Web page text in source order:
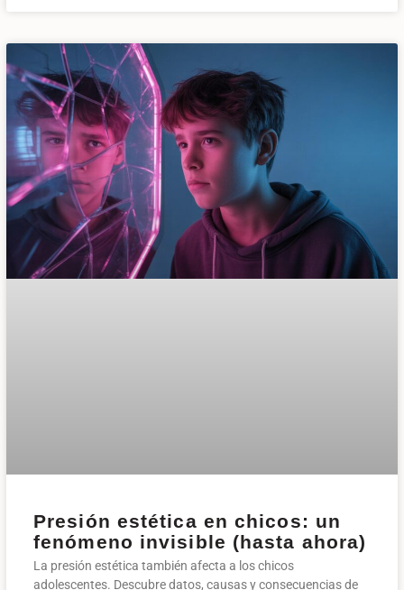
Presión estética en chicos: un
fenómeno invisible (hasta ahora)
La presión estética también afecta a los chicos
adolescentes. Descubre datos, causas y consecuencias de